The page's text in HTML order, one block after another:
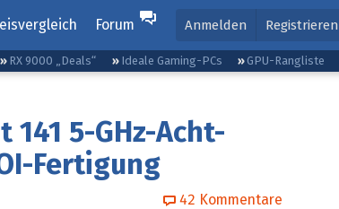
Forum Anmelden Registrieren
RX 9000 „Deals“ Ideale Gaming-PCs GPU-Rangliste
141 5-GHz-Acht-
Fertigung
42 Kommentare